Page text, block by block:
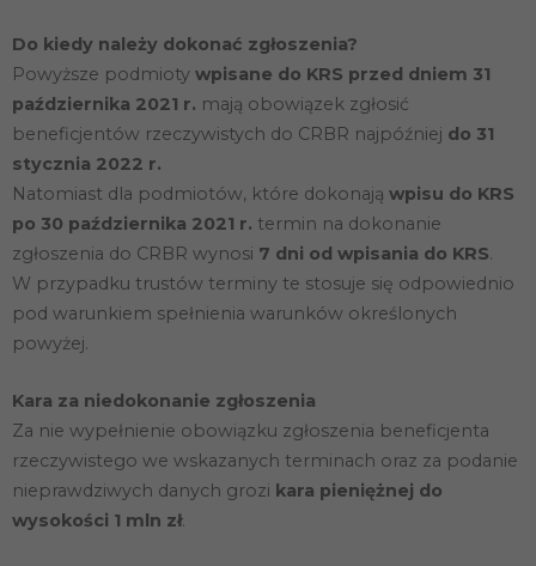
Do kiedy należy dokonać zgłoszenia?
Powyższe podmioty wpisane do KRS przed dniem 31
października 2021 r. mają obowiązek zgłosić
beneficjentów rzeczywistych do CRBR najpóźniej do 31
stycznia 2022 r.
Natomiast dla podmiotów, które dokonają wpisu do KRS
po 30 października 2021 r. termin na dokonanie
zgłoszenia do CRBR wynosi 7 dni od wpisania do KRS.
W przypadku trustów terminy te stosuje się odpowiednio
pod warunkiem spełnienia warunków określonych
powyżej.
Kara za niedokonanie zgłoszenia
Za nie wypełnienie obowiązku zgłoszenia beneficjenta
rzeczywistego we wskazanych terminach oraz za podanie
nieprawdziwych danych grozi kara pieniężnej do
wysokości 1 mln zł.